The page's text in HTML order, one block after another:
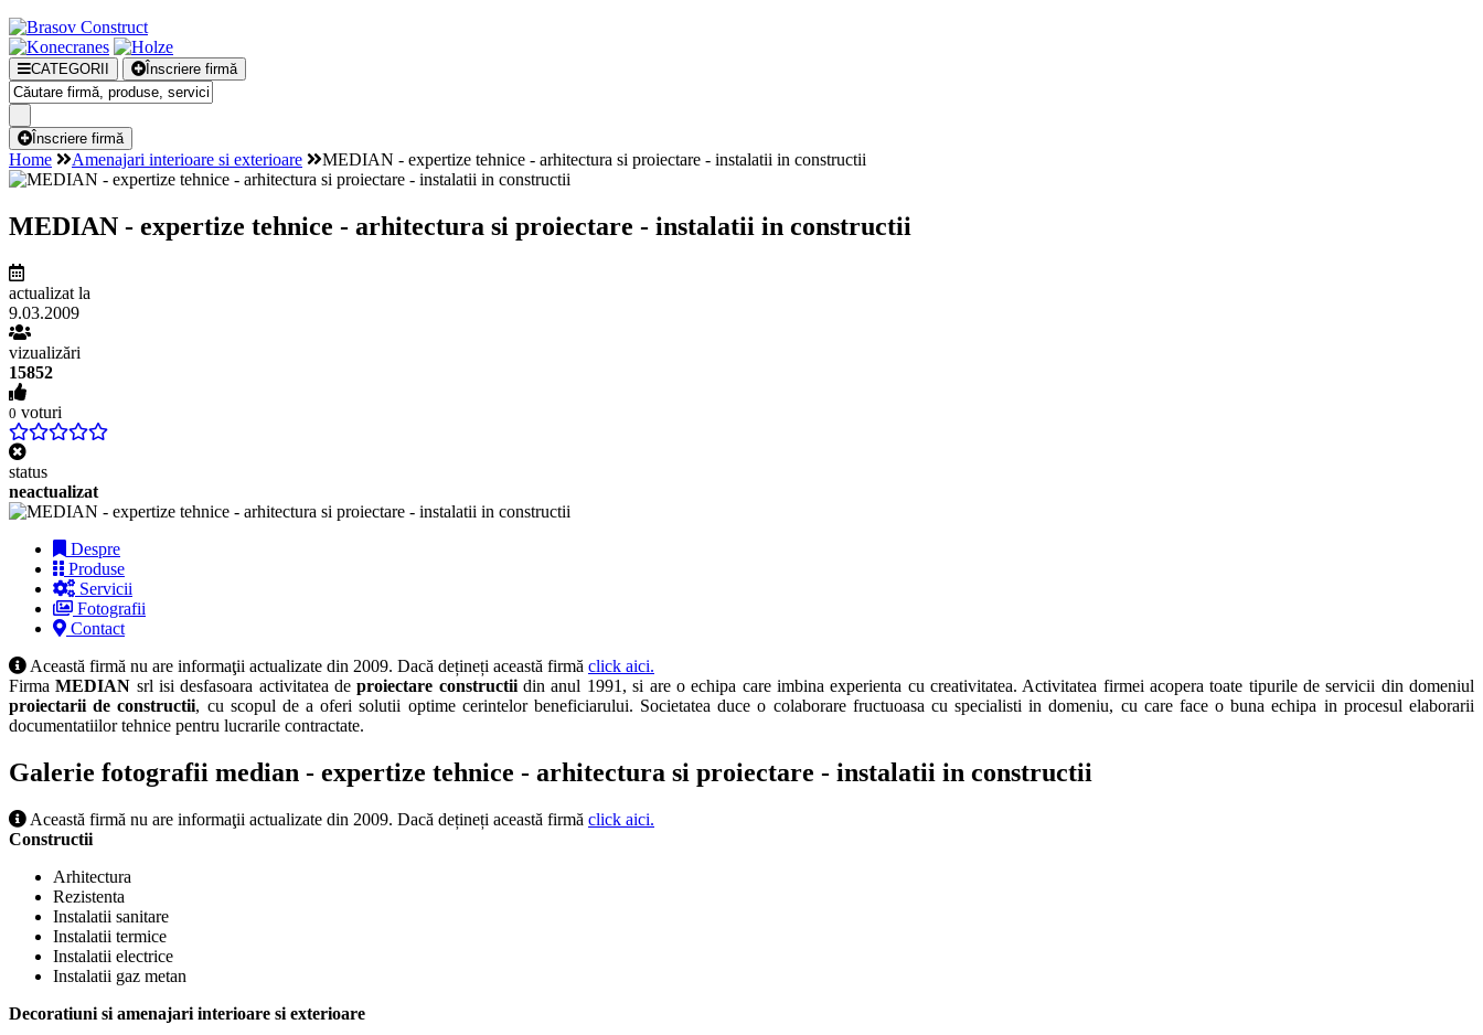
CATEGORII Înscriere firmă
Înscriere firmă
Home Amenajari interioare si exterioare MEDIAN - expertize tehnice - arhitectura si proiectare - instalatii in constructii
MEDIAN - expertize tehnice - arhitectura si proiectare - instalatii in constructii
actualizat la
9.03.2009
vizualizări
15852
0 voturi
status
neactualizat
Despre
Produse
Servicii
Fotografii
Contact
Această firmă nu are informaţii actualizate din 2009. Dacă dețineți această firmă click aici.
FirmaMEDIAN srl isi desfasoara activitatea de proiectare constructiidin anul 1991, si are o echipa care imbina experienta cu creativitatea. Activitatea firmei acopera toate tipurile de servicii din domeniul
proiectarii de constructii, cu scopul de a oferi solutii optime cerintelor beneficiarului. Societatea duce o colaborare fructuoasa cu specialisti in domeniu, cu care face o buna echipa in procesul elaborarii
documentatiilor tehnice pentru lucrarile contractate.
Galerie fotografii median - expertize tehnice - arhitectura si proiectare - instalatii in constructii
Această firmă nu are informaţii actualizate din 2009. Dacă dețineți această firmă click aici.
Constructii
Arhitectura
Rezistenta
Instalatii sanitare
Instalatii termice
Instalatii electrice
Instalatii gaz metan
Decoratiuni si amenajari interioare si exterioare